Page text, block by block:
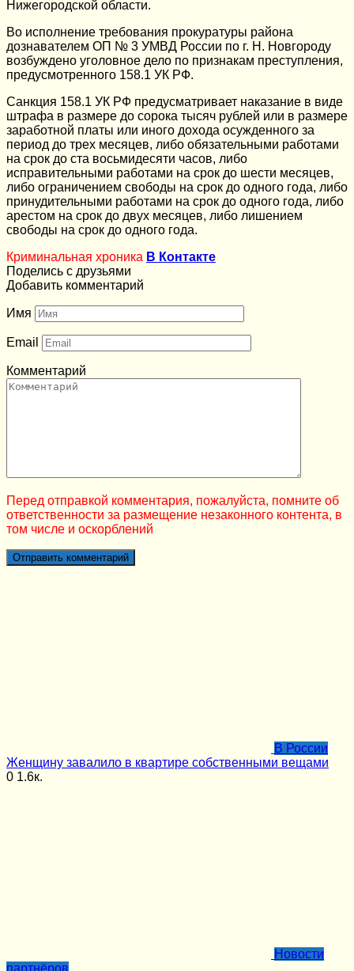
Нижегородской области.
Во исполнение требования прокуратуры района
дознавателем ОП № 3 УМВД России по г. Н. Новгороду
возбуждено уголовное дело по признакам преступления,
предусмотренного 158.1 УК РФ.
Санкция 158.1 УК РФ предусматривает наказание в виде
штрафа в размере до сорока тысяч рублей или в размере
заработной платы или иного дохода осужденного за
период до трех месяцев, либо обязательными работами
на срок до ста восьмидесяти часов, либо
исправительными работами на срок до шести месяцев,
либо ограничением свободы на срок до одного года, либо
принудительными работами на срок до одного года, либо
арестом на срок до двух месяцев, либо лишением
свободы на срок до одного года.
Криминальная хроника В Контакте
Поделись с друзьями
Добавить комментарий
Имя
Email
Комментарий
Перед отправкой комментария, пожалуйста, помните об
ответственности за размещение незаконного контента, в
том числе и оскорблений
В России
Женщину завалило в квартире собственными вещами
0 1.6к.
Новости
партнёров